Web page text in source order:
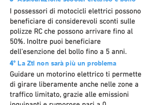
I possessori di motocicli elettrici possono
beneficiare di considerevoli sconti sulle
polizze RC che possono arrivare fino al
50%. Inoltre puoi beneficiare
dell'esenzione del bollo fino a 5 anni.
4° La Ztl non sarà più un problema
Guidare un motorino elettrico ti permette
di girare liberamente anche nelle zone a
traffico limitato, grazie alle emissioni